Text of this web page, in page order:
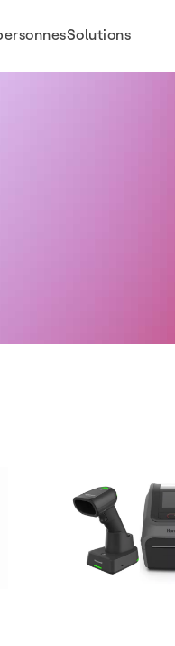
Solutions